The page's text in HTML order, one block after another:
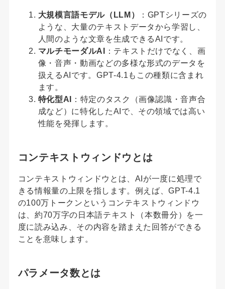
大規模言語モデル（LLM）
：GPTシリーズの
ような、大量のテキストデータから学習し、
人間のような文章を生成できるAIです。
マルチモーダルAI
：テキストだけでなく、画
像・音声・動画などの多様な形式のデータを
扱えるAIです。GPT-4.1もこの種類に含まれ
ます。
特化型AI
：特定のタスク（画像認識・音声合
成など）に特化したAIで、その領域では高い
性能を発揮します。
コンテキストウィンドウとは
コンテキストウィンドウとは、AIが一度に処理で
きる情報量の上限を指します。例えば、GPT-4.1
の100万トークンというコンテキストウィンドウ
は、約70万字の日本語テキスト（本数冊分）を一
度に読み込み、その内容を踏まえた回答ができる
ことを意味します。
パラメータ数とは